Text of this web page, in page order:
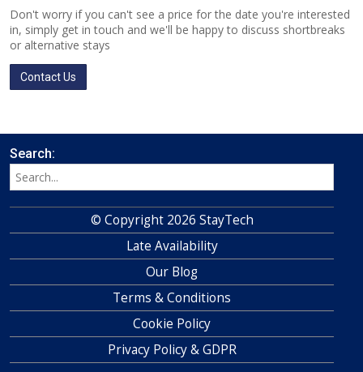
Don't worry if you can't see a price for the date you're interested
in, simply get in touch and we'll be happy to discuss shortbreaks
or alternative stays
Contact Us
Search:
© Copyright 2026 StayTech
Late Availability
Our Blog
Terms & Conditions
Cookie Policy
Privacy Policy & GDPR